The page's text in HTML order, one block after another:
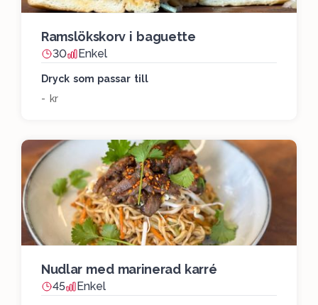
Ramslökskorv i baguette
30 Enkel
Dryck som passar till
- kr
Nudlar med marinerad karré
45 Enkel